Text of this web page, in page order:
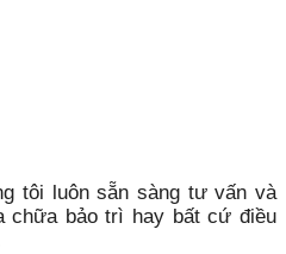
tôi luôn sẵn sàng tư vấn và
chữa bảo trì hay bất cứ điều